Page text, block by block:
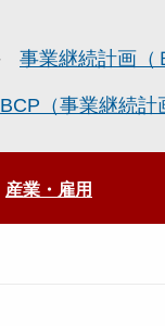
事業継続計画（
BCP（事業継続計
産業・雇用